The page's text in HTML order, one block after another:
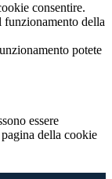
consentire.
funzionamento della
potete
essere
della cookie